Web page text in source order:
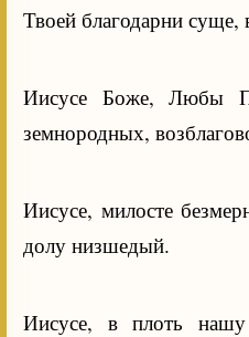
Твоей благодарни
Иисусе Боже, Любы
земнородных,
Иисусе, милосте
долу низшедый.
Иисусе, в плоть